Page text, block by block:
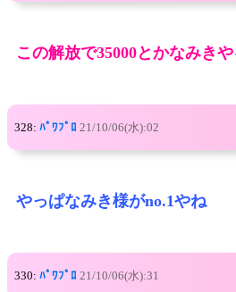
この解放で35000とかなみき
328: ﾊﾟﾜﾌﾟﾛ 21/10/06(水):02
やっぱなみき様がno.1やね
330: ﾊﾟﾜﾌﾟﾛ 21/10/06(水):31